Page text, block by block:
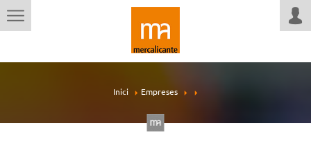
Inici Empreses